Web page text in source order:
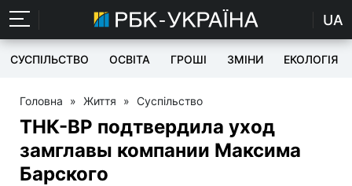
UA
СУСПІЛЬСТВО ОСВІТА ГРОШІ ЗМІНИ ЕКОЛОГІЯ
Головна » Життя » Суспільство
ТНК-BP подтвердила уход
замглавы компании Максима
Барского